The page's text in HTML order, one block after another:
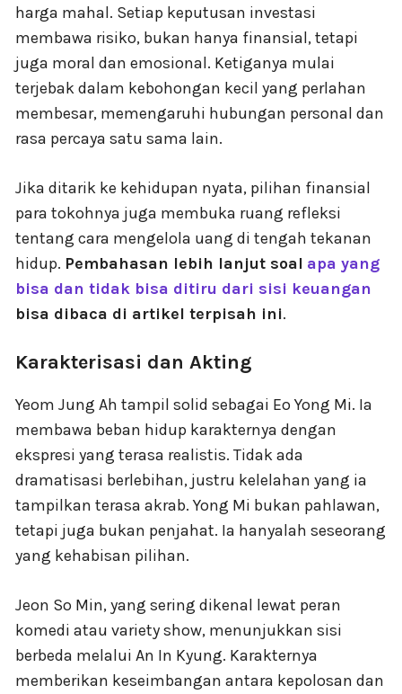
harga mahal. Setiap keputusan investasi
membawa risiko, bukan hanya finansial, tetapi
juga moral dan emosional. Ketiganya mulai
terjebak dalam kebohongan kecil yang perlahan
membesar, memengaruhi hubungan personal dan
rasa percaya satu sama lain.
Jika ditarik ke kehidupan nyata, pilihan finansial
para tokohnya juga membuka ruang refleksi
tentang cara mengelola uang di tengah tekanan
hidup. Pembahasan lebih lanjut soal apa yang
bisa dan tidak bisa ditiru dari sisi keuangan
bisa dibaca di artikel terpisah ini.
Karakterisasi dan Akting
Yeom Jung Ah tampil solid sebagai Eo Yong Mi. Ia
membawa beban hidup karakternya dengan
ekspresi yang terasa realistis. Tidak ada
dramatisasi berlebihan, justru kelelahan yang ia
tampilkan terasa akrab. Yong Mi bukan pahlawan,
tetapi juga bukan penjahat. Ia hanyalah seseorang
yang kehabisan pilihan.
Jeon So Min, yang sering dikenal lewat peran
komedi atau variety show, menunjukkan sisi
berbeda melalui An In Kyung. Karakternya
memberikan keseimbangan antara kepolosan dan